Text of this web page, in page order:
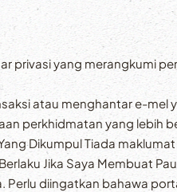
privasi yang merangkumi
atau menghantar e-
perkhidmatan yang lebih
Dikumpul Tiada
Jika Saya Membuat
Perlu diingatkan bahawa